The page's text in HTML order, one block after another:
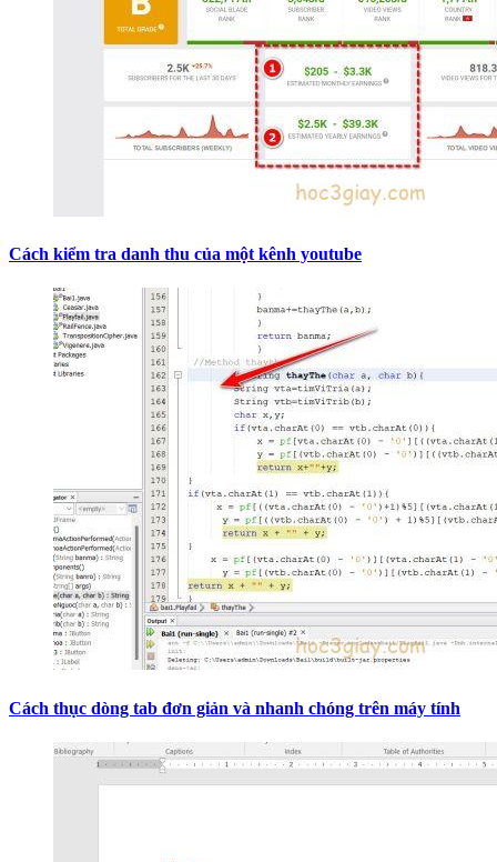
Cách kiểm tra danh thu của một kênh youtube
Cách thục dòng tab đơn giản và nhanh chóng trên máy tính